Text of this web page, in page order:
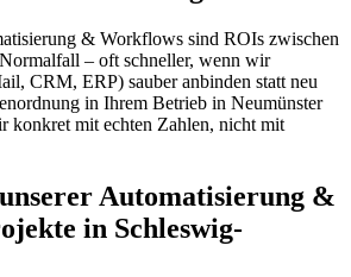
& Workflows sind ROIs zwischen
– oft schneller, wenn wir
CRM, ERP) sauber anbinden statt neu
in Ihrem Betrieb in Neumünster
konkret mit echten Zahlen, nicht mit
Automatisierung &
in Schleswig-